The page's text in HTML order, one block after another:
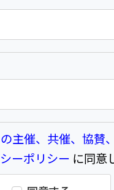
主催、共催、協賛
ーポリシー に同意